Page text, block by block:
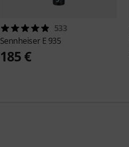
533
Sennheiser E 935
185 €